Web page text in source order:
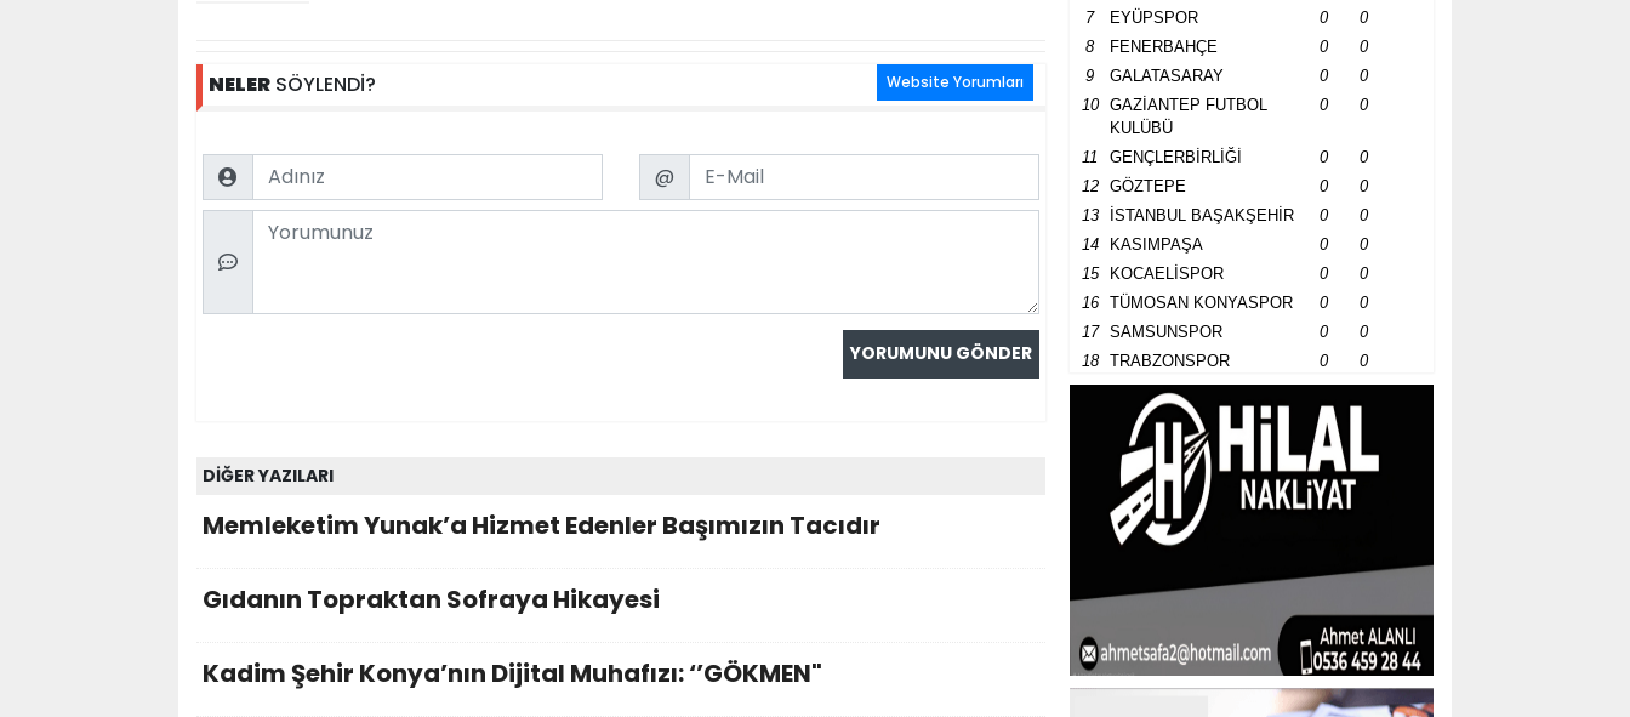
NELER SÖYLENDİ? Website Yorumları
Name Email
@
Comment
DİĞER YAZILARI
Memleketim Yunak’a Hizmet Edenler Başımızın Tacıdır
Gıdanın Topraktan Sofraya Hikayesi
Kadim Şehir Konya’nın Dijital Muhafızı: ‘’GÖKMEN"
7
EYÜPSPOR 0
0
8
FENERBAHÇE 0
0
9
GALATASARAY 0
0
10
GAZİANTEP FUTBOL
KULÜBÜ
0 0
11 GENÇLERBİRLİĞİ 0
0
12
GÖZTEPE 0
0
13
İSTANBUL BAŞAKŞEHİR 0
0
14
KASIMPAŞA 0
0
15
KOCAELİSPOR 0
0
16
TÜMOSAN KONYASPOR 0
0
17
SAMSUNSPOR 0
0
18
TRABZONSPOR 0 0